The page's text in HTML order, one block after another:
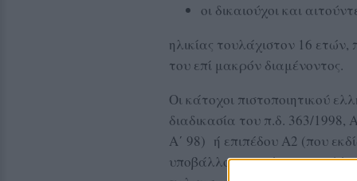
οι δικαιούχοι και
ηλικίας τουλάχιστον 16
του επί μακρόν διαμένοντος.
Οι κάτοχοι πιστοποιητικού
διαδικασία του π.δ. 363/1998,
Α΄ 98) ή επιπέδου Α2 (που
υποβάλλονται μόνο στην